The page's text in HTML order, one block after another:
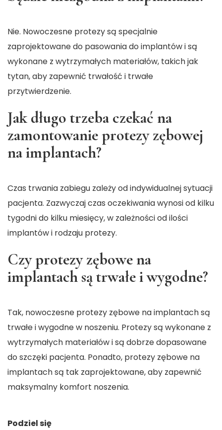
Nie. Nowoczesne protezy są specjalnie
zaprojektowane do pasowania do implantów i są
wykonane z wytrzymałych materiałów, takich jak
tytan, aby zapewnić trwałość i trwałe
przytwierdzenie.
Jak długo trzeba czekać na
zamontowanie protezy zębowej
na implantach?
Czas trwania zabiegu zależy od indywidualnej sytuacji
pacjenta. Zazwyczaj czas oczekiwania wynosi od kilku
tygodni do kilku miesięcy, w zależności od ilości
implantów i rodzaju protezy.
Czy protezy zębowe na
implantach są trwałe i wygodne?
Tak, nowoczesne protezy zębowe na implantach są
trwałe i wygodne w noszeniu. Protezy są wykonane z
wytrzymałych materiałów i są dobrze dopasowane
do szczęki pacjenta. Ponadto, protezy zębowe na
implantach są tak zaprojektowane, aby zapewnić
maksymalny komfort noszenia.
Podziel się